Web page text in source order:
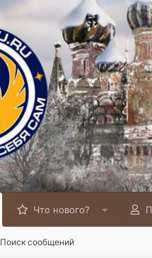
Что нового?
Поиск сообщений